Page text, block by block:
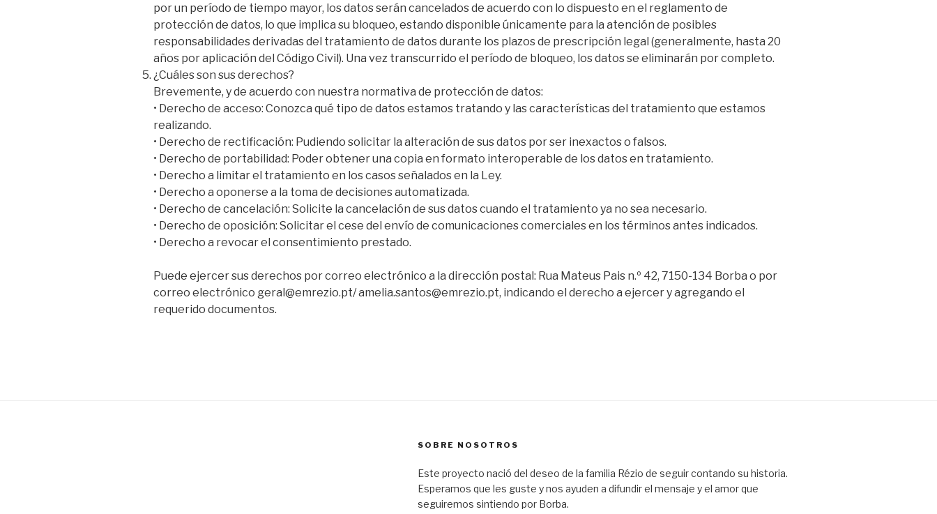
por un período de tiempo mayor, los datos serán cancelados de acuerdo con lo dispuesto en el reglamento de
protección de datos, lo que implica su bloqueo, estando disponible únicamente para la atención de posibles
responsabilidades derivadas del tratamiento de datos durante los plazos de prescripción legal (generalmente, hasta 20
años por aplicación del Código Civil). Una vez transcurrido el período de bloqueo, los datos se eliminarán por completo.
¿Cuáles son sus derechos?
Brevemente, y de acuerdo con nuestra normativa de protección de datos:
• Derecho de acceso: Conozca qué tipo de datos estamos tratando y las características del tratamiento que estamos
realizando.
• Derecho de rectificación: Pudiendo solicitar la alteración de sus datos por ser inexactos o falsos.
• Derecho de portabilidad: Poder obtener una copia en formato interoperable de los datos en tratamiento.
• Derecho a limitar el tratamiento en los casos señalados en la Ley.
• Derecho a oponerse a la toma de decisiones automatizada.
• Derecho de cancelación: Solicite la cancelación de sus datos cuando el tratamiento ya no sea necesario.
• Derecho de oposición: Solicitar el cese del envío de comunicaciones comerciales en los términos antes indicados.
• Derecho a revocar el consentimiento prestado.
Puede ejercer sus derechos por correo electrónico a la dirección postal: Rua Mateus Pais n.º 42, 7150-134 Borba o por
correo electrónico geral@emrezio.pt/ amelia.santos@emrezio.pt, indicando el derecho a ejercer y agregando el
requerido documentos.
SOBRE NOSOTROS
Este proyecto nació del deseo de la familia Rézio de seguir contando su historia.
Esperamos que les guste y nos ayuden a difundir el mensaje y el amor que
seguiremos sintiendo por Borba.